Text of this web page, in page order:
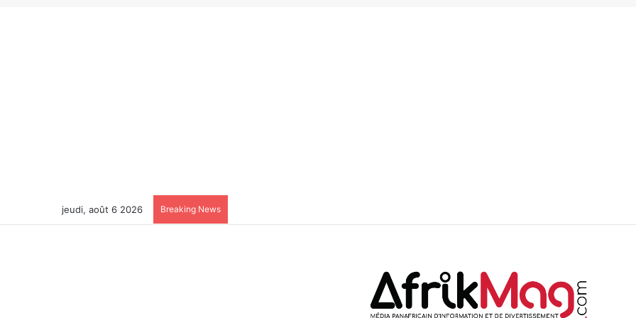
jeudi, août 6 2026 Breaking News